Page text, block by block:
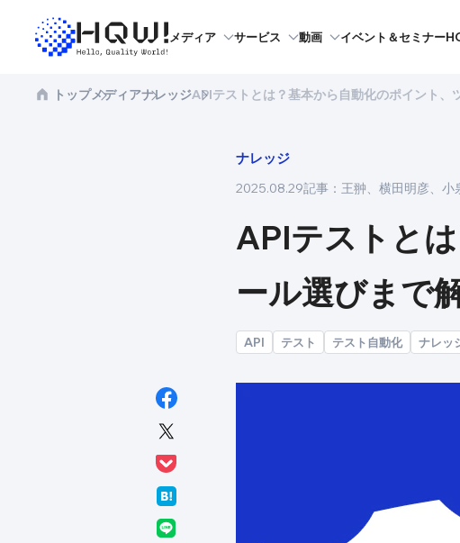
メディア サービス 動画 イベント＆セミナー
トップメディアナレッジAPIテストとは？基本から自動化のポイント、
ナレッジ
2025.08.29記事： 王翀、 横田明彦、 小
APIテストと
ール選びまで
API テスト テスト自動化 ナレッ